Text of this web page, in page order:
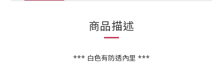
商品描述
*** 白色有防透內里 ***